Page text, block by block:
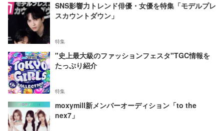
SNS影響力トレンド俳優・女優を特集「モデルプレ
スカウントダウン」
特集
"史上最大級のファッションフェスタ"TGC情報を
たっぷり紹介
特集
moxymill新メンバーオーディション「to the
nex7」